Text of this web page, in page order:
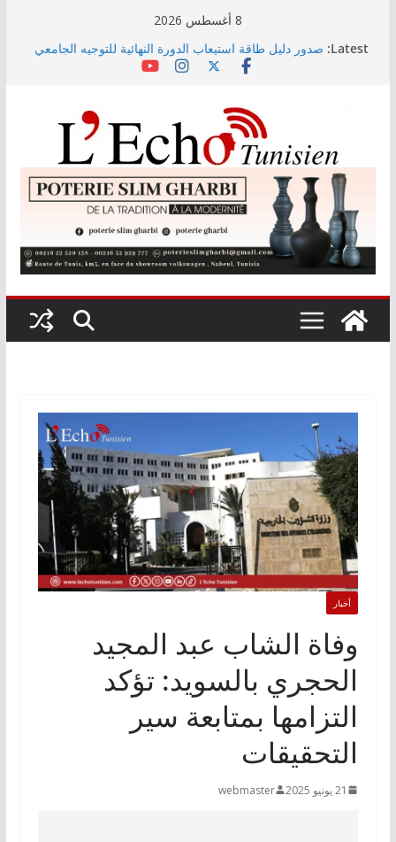
8 أغسطس 2026
Latest: صدور دليل طاقة استيعاب الدورة النهائية للتوجيه الجامعي
وزير التجهيز يتفقد سير أشغال مشروع المدخل الجنوبي
وزارة الأسرة: نسعى لاستكمال دراسة ميدانية حول ظاهرة
تسول الأطفال
مندوب عام حماية الطفولة يحذر
أخبار
وفاة الشاب عبد المجيد
الحجري بالسويد: تؤكد
التزامها بمتابعة سير
التحقيقات
21 يونيو 2025 webmaster